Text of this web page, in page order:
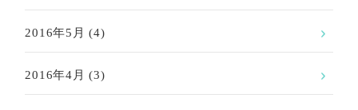
2016年5月 (4)
2016年4月 (3)